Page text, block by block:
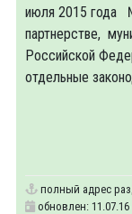
июля 2015 года
партнерстве,
Российской
отдельные
полный адрес
обновлен: 11.07.16